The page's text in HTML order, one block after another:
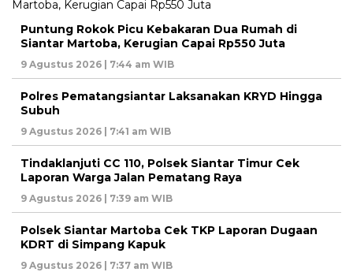
Puntung Rokok Picu Kebakaran Dua Rumah di
Siantar Martoba, Kerugian Capai Rp550 Juta
9 Agustus 2026 | 7:44 am WIB
Polres Pematangsiantar Laksanakan KRYD Hingga
Subuh
9 Agustus 2026 | 7:41 am WIB
Tindaklanjuti CC 110, Polsek Siantar Timur Cek
Laporan Warga Jalan Pematang Raya
9 Agustus 2026 | 7:39 am WIB
Polsek Siantar Martoba Cek TKP Laporan Dugaan
KDRT di Simpang Kapuk
9 Agustus 2026 | 7:37 am WIB